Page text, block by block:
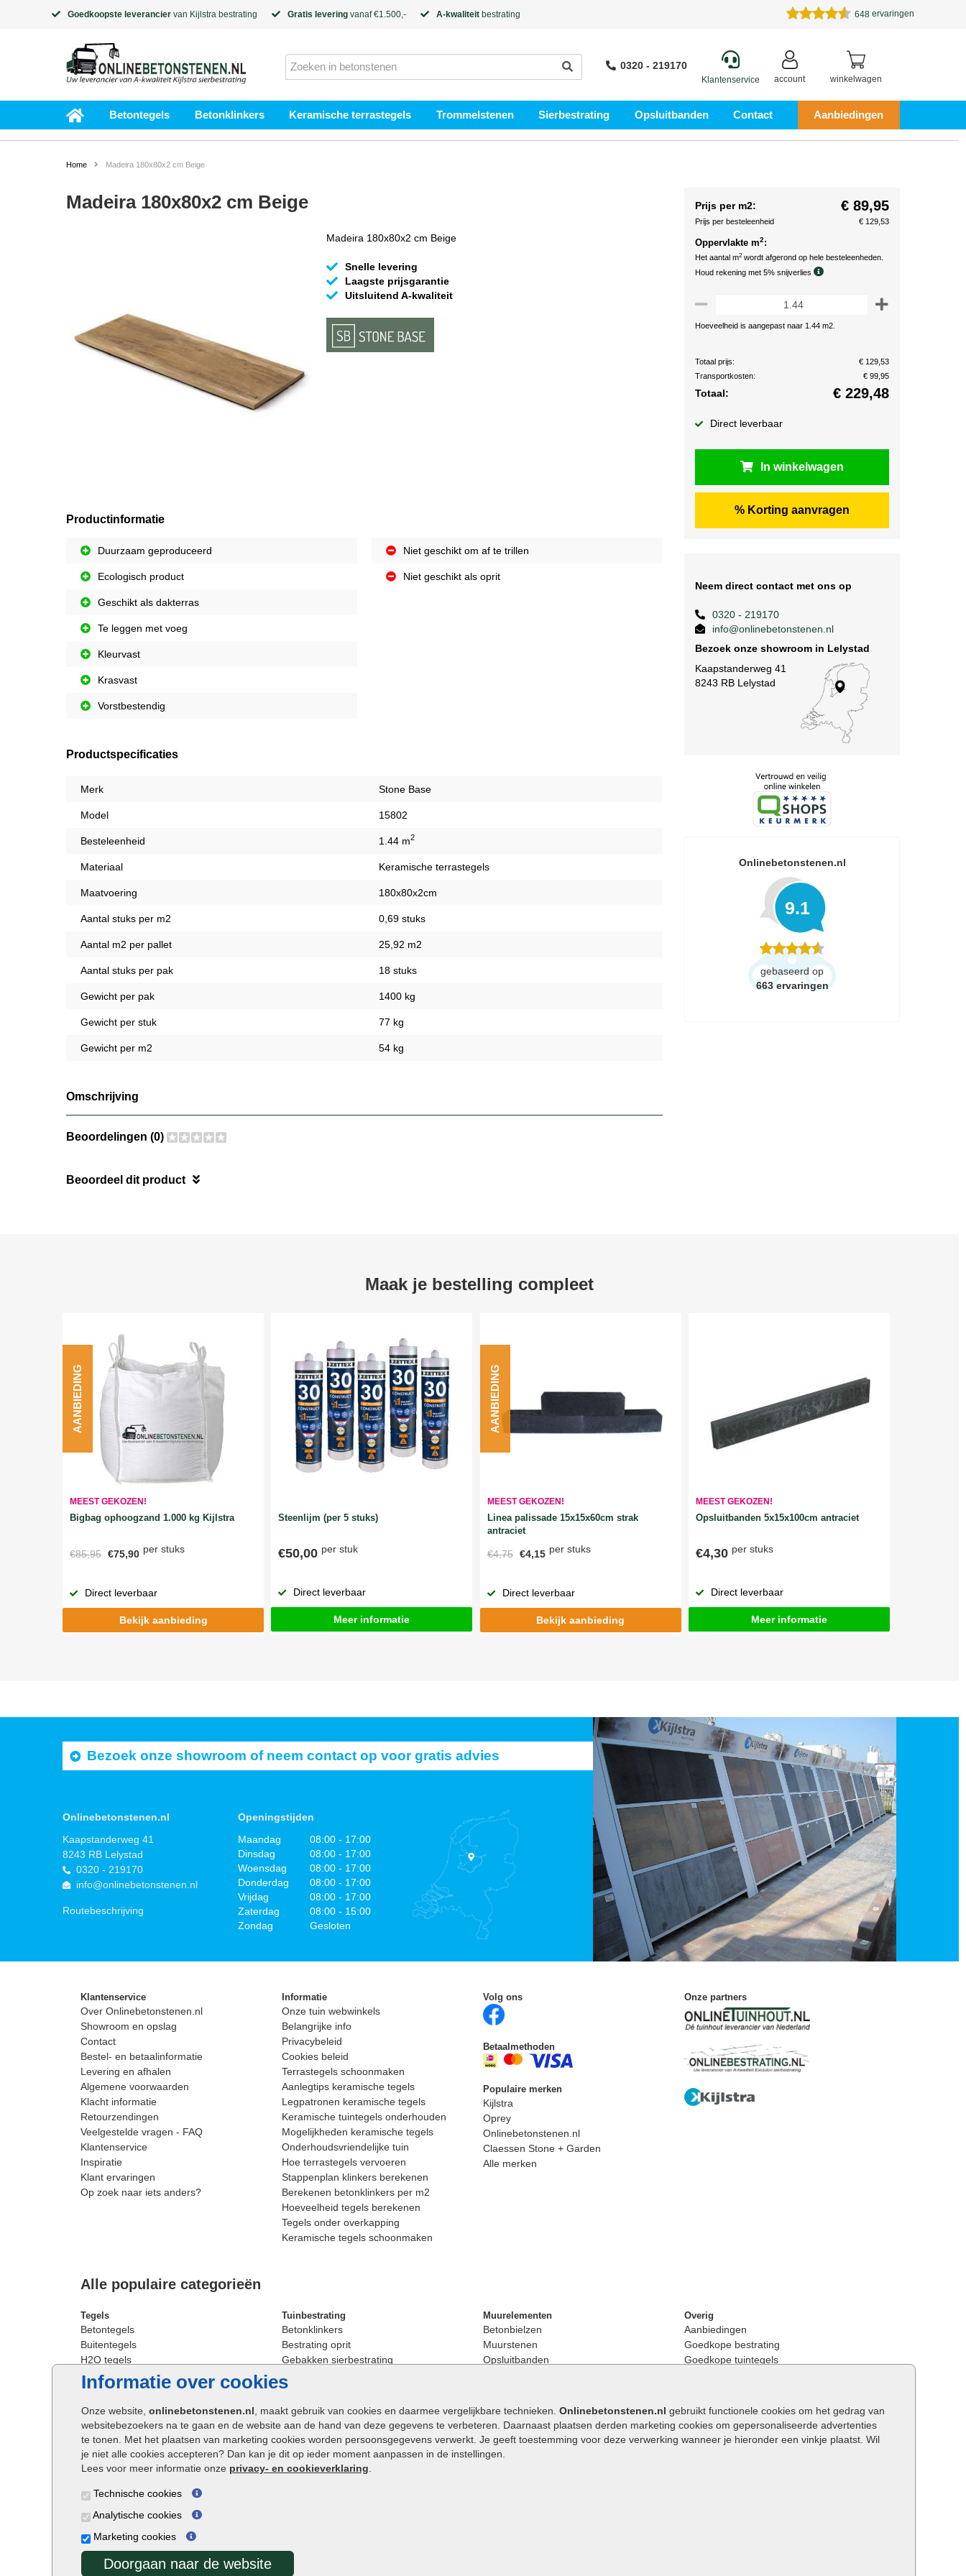
Goedkoopste leverancier van Kijlstra bestrating Gratis levering vanaf €1.500,- A-kwaliteit bestrating 648 ervaringen
0320 - 219170
Klantenservice account winkelwagen
Betontegels Betonklinkers Keramische terrastegels Trommelstenen Sierbestrating Opsluitbanden Contact Aanbiedingen
Informatie over cookies
Onze website, onlinebetonstenen.nl , maakt gebruik van cookies en daarmee vergelijkbare technieken. Onlinebetonstenen.nl gebruikt functionele cookies om het gedrag van
websitebezoekers na te gaan en de website aan de hand van deze gegevens te verbeteren. Daarnaast plaatsen derden marketing cookies om gepersonaliseerde advertenties
te tonen. Met het plaatsen van marketing cookies worden persoonsgegevens verwerkt. Je geeft toestemming voor deze verwerking wanneer je hieronder een vinkje plaatst. Wil
je niet alle cookies accepteren? Dan kan je dit op ieder moment aanpassen in de instellingen.
Lees voor meer informatie onze privacy- en cookieverklaring
Technische cookies
Analytische cookies
Marketing cookies
Doorgaan naar de website
Home Madeira 180x80x2 cm Beige
Madeira 180x80x2 cm Beige
Madeira 180x80x2 cm Beige
Snelle levering
Laagste prijsgarantie
Uitsluitend A-kwaliteit
Productinformatie
Duurzaam geproduceerd
Ecologisch product
Geschikt als dakterras
Te leggen met voeg
Kleurvast
Krasvast
Vorstbestendig
Niet geschikt om af te trillen
Niet geschikt als oprit
Productspecificaties
Merk Stone Base
Model 15802
Besteleenheid 1.44 m2
Materiaal Keramische terrastegels
Maatvoering 180x80x2cm
Aantal stuks per m2 0,69 stuks
Aantal m2 per pallet 25,92 m2
Aantal stuks per pak 18 stuks
Gewicht per pak 1400 kg
Gewicht per stuk 77 kg
Gewicht per m2 54 kg
Omschrijving
Beoordelingen (0)
Beoordeel dit product
Prijs per m2: € 89,95
Prijs per besteleenheid € 129,53
Oppervlakte m2:
Het aantal m2 wordt afgerond op hele besteleenheden.
Houd rekening met 5% snijverlies
Hoeveelheid is aangepast naar 1.44 m2.
Totaal prijs:
€ 129,53
Transportkosten:
€ 99,95
Totaal: € 229,48
Direct leverbaar
In winkelwagen
% Korting aanvragen
Neem direct contact met ons op
0320 - 219170
info@onlinebetonstenen.nl
Bezoek onze showroom in Lelystad
Kaapstanderweg 41
8243 RB Lelystad
Onlinebetonstenen.nl
9.1
gebaseerd op
663 ervaringen
Maak je bestelling compleet
MEEST GEKOZEN!
Bigbag ophoogzand 1.000 kg Kijlstra
€85,95 €75,90 per stuks
AANBIEDING
Direct leverbaar
Bekijk aanbieding
Steenlijm (per 5 stuks)
€50,00 per stuk
Direct leverbaar
Meer informatie
MEEST GEKOZEN!
Linea palissade 15x15x60cm strak
antraciet
€4,75 €4,15 per stuks
AANBIEDING
Direct leverbaar
Bekijk aanbieding
MEEST GEKOZEN!
Opsluitbanden 5x15x100cm antraciet
€4,30 per stuks
Direct leverbaar
Meer informatie
Bezoek onze showroom of neem contact op voor gratis advies
Onlinebetonstenen.nl
Kaapstanderweg 41
8243 RB Lelystad
0320 - 219170
info@onlinebetonstenen.nl
Routebeschrijving
Openingstijden
Maandag
08:00 - 17:00
Dinsdag
08:00 - 17:00
Woensdag
08:00 - 17:00
Donderdag
08:00 - 17:00
Vrijdag
08:00 - 17:00
Zaterdag
08:00 - 15:00
Zondag
Gesloten
Klantenservice
Over Onlinebetonstenen.nl
Showroom en opslag
Contact
Bestel- en betaalinformatie
Levering en afhalen
Algemene voorwaarden
Klacht informatie
Retourzendingen
Veelgestelde vragen - FAQ
Klantenservice
Inspiratie
Klant ervaringen
Op zoek naar iets anders?
Informatie
Onze tuin webwinkels
Belangrijke info
Privacybeleid
Cookies beleid
Terrastegels schoonmaken
Aanlegtips keramische tegels
Legpatronen keramische tegels
Keramische tuintegels onderhouden
Mogelijkheden keramische tegels
Onderhoudsvriendelijke tuin
Hoe terrastegels vervoeren
Stappenplan klinkers berekenen
Berekenen betonklinkers per m2
Hoeveelheid tegels berekenen
Tegels onder overkapping
Keramische tegels schoonmaken
Volg ons
Betaalmethoden
Populaire merken
Kijlstra
Oprey
Onlinebetonstenen.nl
Claessen Stone + Garden
Alle merken
Onze partners
Alle populaire categorieën
Tegels
Betontegels
Buitentegels
H2O tegels
Keramische terrastegels
Oprit tegels
Patio tegels
Siertegels
Stoeptegels
Straattegels
Terrastegels
Buitentegels
Grote terrastegels
Tuinbestrating
Betonklinkers
Bestrating oprit
Gebakken sierbestrating
Strakke bestrating
Straatstenen
Straatklinkers
Trommelstenen
Tuinstenen
Waalformaat
Muurelementen
Betonbielzen
Muurstenen
Opsluitbanden
Betonblokken
Stapelstenen
Extra benodigdheden
Overig
Aanbiedingen
Goedkope bestrating
Goedkope tuintegels
Opsluitbanden plaatsen
Keerwanden
Traptreden tuin